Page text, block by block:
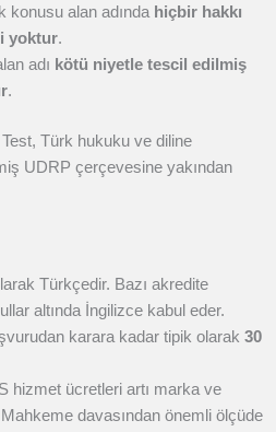
konusu alan adında hiçbir hakkı
yoktur.
adı kötü niyetle tescil edilmiş
.
Test, Türk hukuku ve diline
UDRP çerçevesine yakından
Türkçedir. Bazı akredite
altında İngilizce kabul eder.
karara kadar tipik olarak 30
hizmet ücretleri artı marka ve
davasından önemli ölçüde